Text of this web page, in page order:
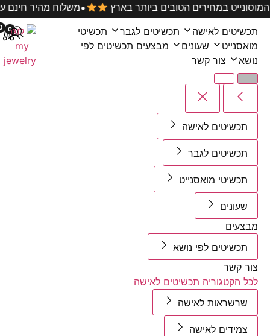
• כל תכשיטי המוסונייט במחירים הטובים ביותר בארץ
0 0 לאישה תכשיטים לגבר
תכשיטי
שעונים מבצעים תכשיטים לפי
צור קשר
לאישה
לגבר
מואסנייט
לפי נושא
קשר
תכשיטים לאישה
לאישה
לאישה